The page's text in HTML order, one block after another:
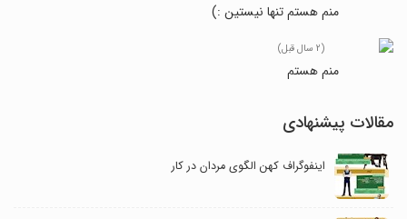
منم هستم تنها نیستین :)
(2 سال قبل)
منم هستم
مقالات پیشنهادی
اینفوگراف کهن الگوی مردان در کار